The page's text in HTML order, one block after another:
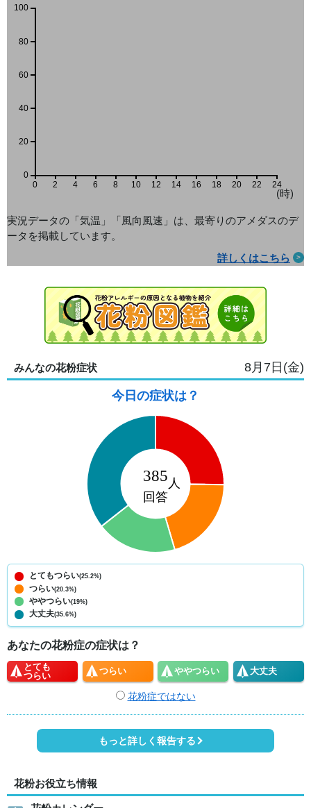
0 2 4 6 8 10 12 14 16 18 20 22 24
(時)
0
20
40
60
80
100
実況データの「気温」「風向風速」は、最寄りのアメダスのデ
ータを掲載しています。
詳しくはこちら
みんなの花粉症状 8月7日(金)
今日の症状は？
とてもつらい(25.2%)
つらい(20.3%)
ややつらい(19%)
大丈夫(35.6%)
あなたの花粉症の症状は？
とても
つらい
つらい ややつらい 大丈夫
花粉症ではない
もっと詳しく報告する
花粉お役立ち情報